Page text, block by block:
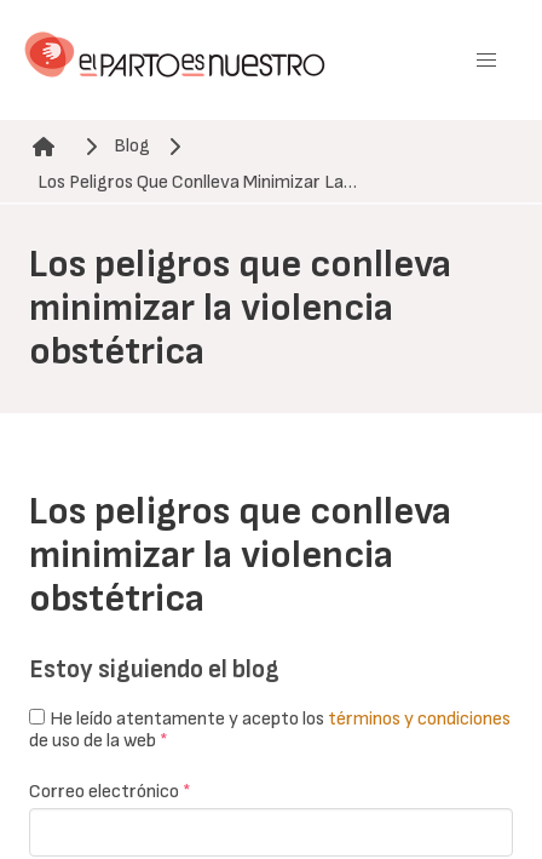
contenido
Ruta de navegación
Blog
Los Peligros Que Conlleva Minimizar La…
Los peligros que conlleva
minimizar la violencia
obstétrica
Los peligros que conlleva
minimizar la violencia
obstétrica
Estoy siguiendo el blog
He leído atentamente y acepto los términos y condiciones
de uso de la web *
Correo electrónico *